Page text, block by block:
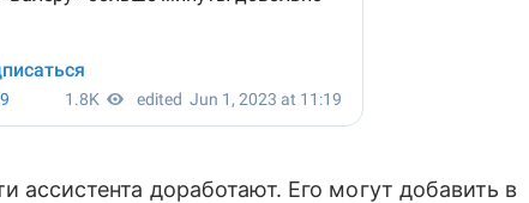
доработают. Его могут добавить в